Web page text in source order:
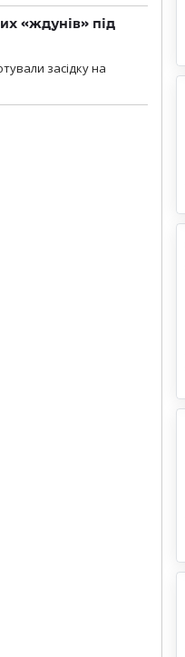
«ждунів» під
засідку на